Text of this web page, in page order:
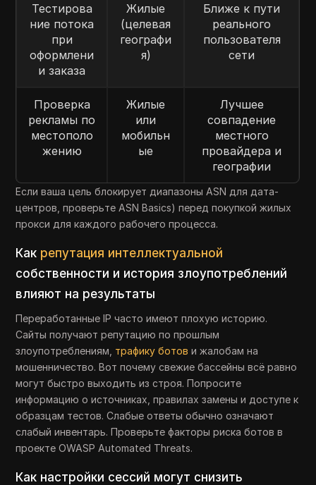
Тестирова
ние потока
при
оформлени
и заказа
Жилые
(целевая
географи
я)
Ближе к пути
реального
пользователя
сети
Проверка
рекламы по
местополо
жению
Жилые
или
мобильн
ые
Лучшее
совпадение
местного
провайдера и
географии
Если ваша цель блокирует диапазоны ASN для дата-
центров, проверьте ASN Basics) перед покупкой жилых
прокси для каждого рабочего процесса.
Как репутация интеллектуальной
собственности и история злоупотреблений
влияют на результаты
Переработанные IP часто имеют плохую историю.
Сайты получают репутацию по прошлым
злоупотреблениям, трафику ботов и жалобам на
мошенничество. Вот почему свежие бассейны всё равно
могут быстро выходить из строя. Попросите
информацию о источниках, правилах замены и доступе к
образцам тестов. Слабые ответы обычно означают
слабый инвентарь. Проверьте факторы риска ботов в
проекте OWASP Automated Threats.
Как настройки сессий могут снизить